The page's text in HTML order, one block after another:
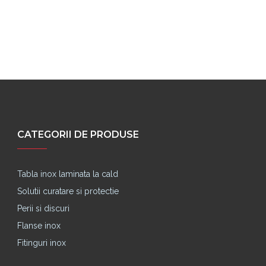
CATEGORII DE PRODUSE
Tabla inox laminata la cald
Solutii curatare si protectie
Perii si discuri
Flanse inox
Fitinguri inox